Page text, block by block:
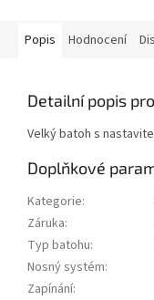
Popis Hodnocení
Detailní popis
Velký batoh s
Doplňkové
Kategorie:
Záruka:
Typ batohu:
Nosný systém:
Zapínání: